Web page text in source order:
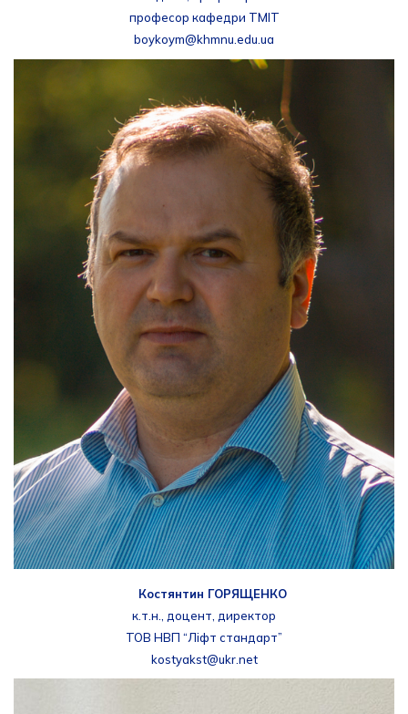
професор кафедри ТМІТ
boykoym@khmnu.edu.ua
Костянтин ГОРЯЩЕНКО
к.т.н., доцент, директор
ТОВ НВП “Ліфт стандарт”
kostyakst@ukr.net